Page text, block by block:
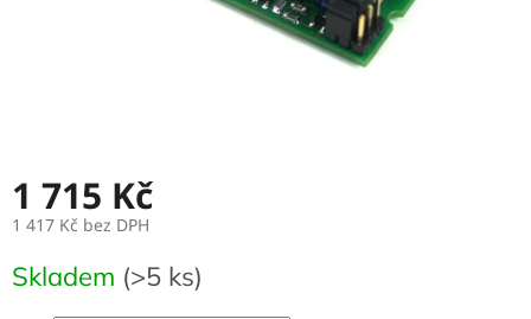
1 715 Kč
1 417 Kč bez DPH
cena:
Skladem (>5 ks)